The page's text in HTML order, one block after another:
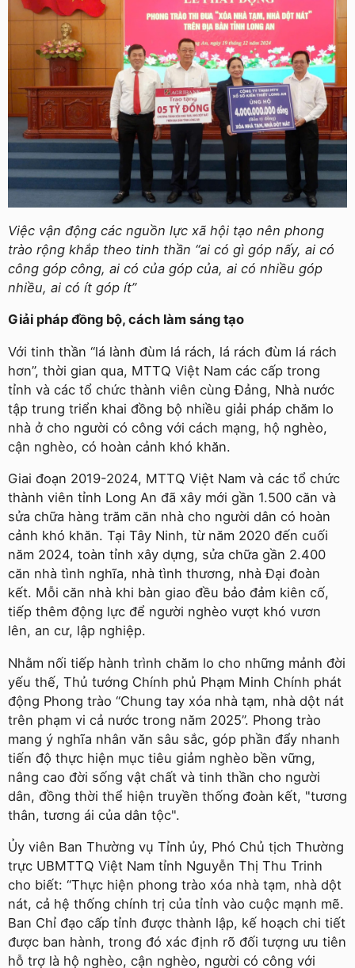
Việc vận động các nguồn lực xã hội tạo nên phong
trào rộng khắp theo tinh thần “ai có gì góp nấy, ai có
công góp công, ai có của góp của, ai có nhiều góp
nhiều, ai có ít góp ít”
Giải pháp đồng bộ, cách làm sáng tạo
Với tinh thần “lá lành đùm lá rách, lá rách đùm lá rách
hơn”, thời gian qua, MTTQ Việt Nam các cấp trong
tỉnh và các tổ chức thành viên cùng Đảng, Nhà nước
tập trung triển khai đồng bộ nhiều giải pháp chăm lo
nhà ở cho người có công với cách mạng, hộ nghèo,
cận nghèo, có hoàn cảnh khó khăn.
Giai đoạn 2019-2024, MTTQ Việt Nam và các tổ chức
thành viên tỉnh Long An đã xây mới gần 1.500 căn và
sửa chữa hàng trăm căn nhà cho người dân có hoàn
cảnh khó khăn. Tại Tây Ninh, từ năm 2020 đến cuối
năm 2024, toàn tỉnh xây dựng, sửa chữa gần 2.400
căn nhà tình nghĩa, nhà tình thương, nhà Đại đoàn
kết. Mỗi căn nhà khi bàn giao đều bảo đảm kiên cố,
tiếp thêm động lực để người nghèo vượt khó vươn
lên, an cư, lập nghiệp.
Nhằm nối tiếp hành trình chăm lo cho những mảnh đời
yếu thế, Thủ tướng Chính phủ Phạm Minh Chính phát
động Phong trào “Chung tay xóa nhà tạm, nhà dột nát
trên phạm vi cả nước trong năm 2025”. Phong trào
mang ý nghĩa nhân văn sâu sắc, góp phần đẩy nhanh
tiến độ thực hiện mục tiêu giảm nghèo bền vững,
nâng cao đời sống vật chất và tinh thần cho người
dân, đồng thời thể hiện truyền thống đoàn kết, "tương
thân, tương ái của dân tộc".
Ủy viên Ban Thường vụ Tỉnh ủy, Phó Chủ tịch Thường
trực UBMTTQ Việt Nam tỉnh Nguyễn Thị Thu Trinh
cho biết: “Thực hiện phong trào xóa nhà tạm, nhà dột
nát, cả hệ thống chính trị của tỉnh vào cuộc mạnh mẽ.
Ban Chỉ đạo cấp tỉnh được thành lập, kế hoạch chi tiết
được ban hành, trong đó xác định rõ đối tượng ưu tiên
hỗ trợ là hộ nghèo, cận nghèo, người có công với